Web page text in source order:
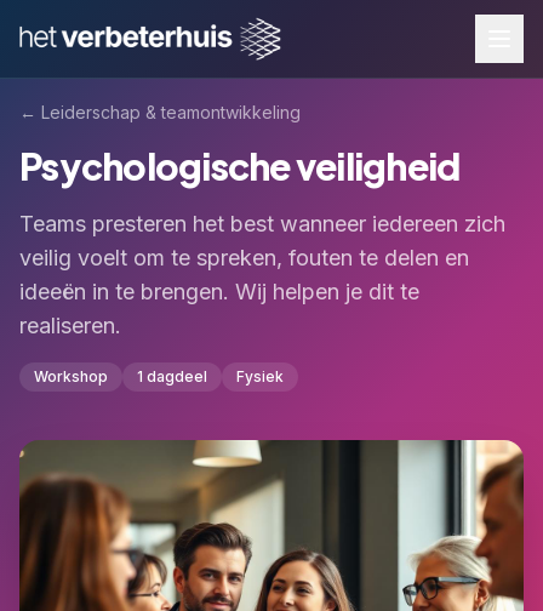
← Leiderschap & teamontwikkeling
Psychologische veiligheid
Teams presteren het best wanneer iedereen zich
veilig voelt om te spreken, fouten te delen en
ideeën in te brengen. Wij helpen je dit te
realiseren.
Workshop 1 dagdeel Fysiek